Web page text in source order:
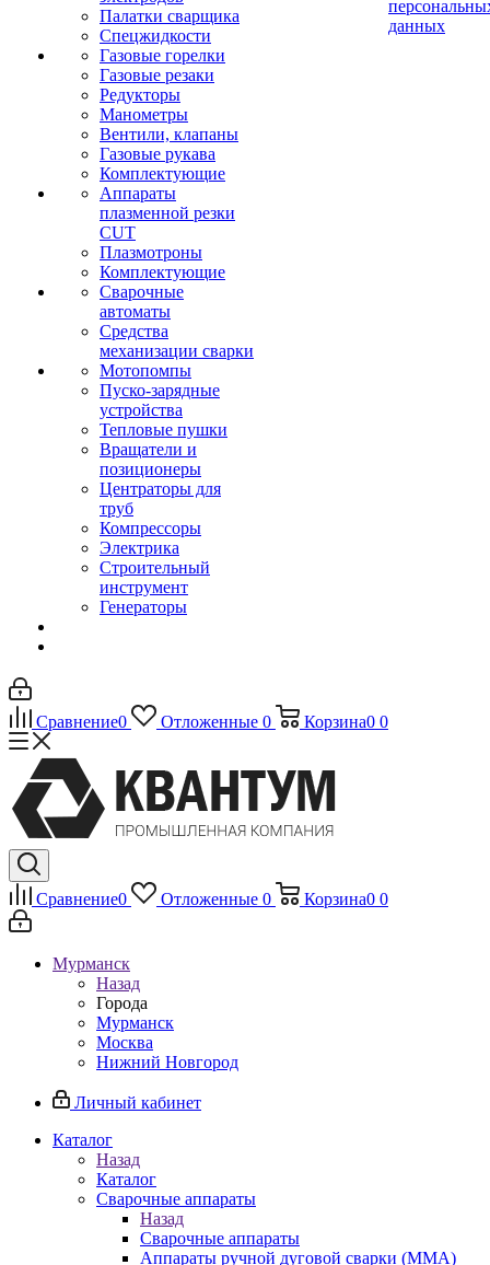
Палатки сварщика
Спецжидкости
Газовые горелки
Газовые резаки
Редукторы
Манометры
Вентили, клапаны
Газовые рукава
Комплектующие
Аппараты
плазменной резки
CUT
Плазмотроны
Комплектующие
Сварочные
автоматы
Средства
механизации сварки
Мотопомпы
Пуско-зарядные
устройства
Тепловые пушки
Вращатели и
позиционеры
Центраторы для
труб
Компрессоры
Электрика
Строительный
инструмент
Генераторы
данных
Сравнение0 Отложенные 0 Корзина0 0
Сравнение0 Отложенные 0 Корзина0 0
Мурманск
Назад
Города
Мурманск
Москва
Нижний Новгород
Личный кабинет
Каталог
Назад
Каталог
Сварочные аппараты
Назад
Сварочные аппараты
Аппараты ручной дуговой сварки (MMA)